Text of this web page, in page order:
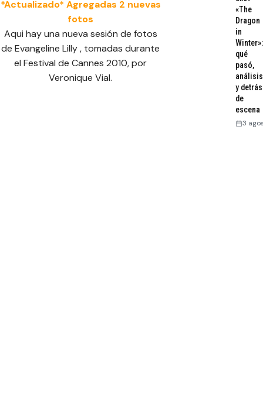
*Actualizado* Agregadas 2 nuevas
fotos
Aqui hay una nueva sesión de fotos
de Evangeline Lilly , tomadas durante
el Festival de Cannes 2010, por
Veronique Vial.
«The
Dragon
in
Winter»:
qué
pasó,
análisis
y detrás
de
escena
3